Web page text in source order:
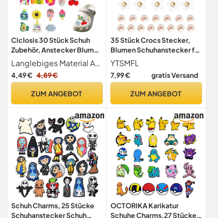
ClcIosis 30 Stück Schuh
Zubehör, Anstecker Blumen
Schuh Charms Stecker Set,
Farbige Fruchtmuster
Langlebiges Material
Mädchen und Jungen
Langlebiges Material Anstecker blumen hergestellt aus besser Material, das den täglichen Gebrauch aushält, Verliert nicht leicht seine Farbe oder Form, Gewährleistet langfristige Freude an den dekorativen Pins.
4,49 € 4,89 €
ZUM ANGEBOT
35 Stück Crocs Stecker,
Blumen Schuhanstecker für
Crocs Anstecker Pins Schuh
Charms Abnehmbar
Schuhanhänger für
YTSMFL
7,99 € gratis Versand
ZUM ANGEBOT
Schuh Charms, 25 Stücke
Schuhanstecker Schuh
OCTORIKA Karikatur
Schuhe Charms,27 Stücke